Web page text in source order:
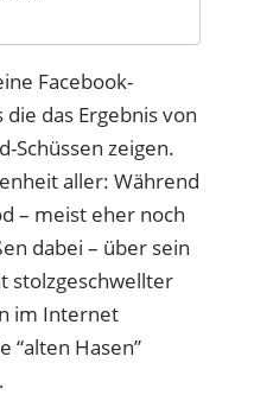
Facebook-
das Ergebnis von
Schüssen zeigen.
aller: Während
– meist eher noch
dabei – über sein
stolzgeschwellter
im Internet
“alten Hasen”